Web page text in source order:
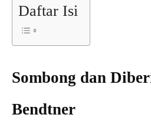
Daftar Isi
Sombong dan
Bendtner